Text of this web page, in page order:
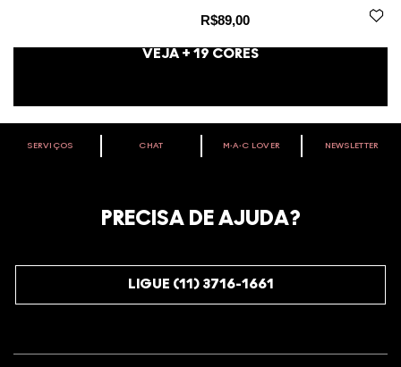
R$89,00
VEJA + 19 CORES
VOCÊ É M·A·C LOVER?
começando com 10% de desconto na sua próxima compra.
SERVIÇOS CHAT M∙A∙C LOVER NEWSLETTER
PRECISA DE AJUDA?
LIGUE (11) 3716-1661